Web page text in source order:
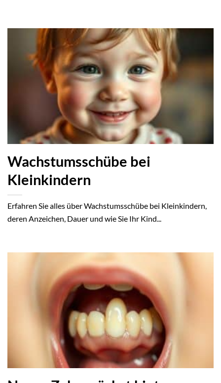
Wachstumsschübe bei
Kleinkindern
Erfahren Sie alles über Wachstumsschübe bei Kleinkindern,
deren Anzeichen, Dauer und wie Sie Ihr Kind...